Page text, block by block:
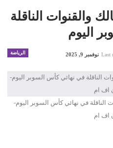
والقنوات الناقلة
اليوم
الرياضة Last نوفمبر 9, 2025
الناقلة في نهائي كأس السوبر اليوم-
اف ام